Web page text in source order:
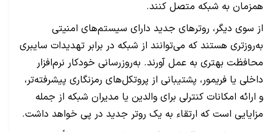
همزمان به شبکه متصل کنند.
از سوی دیگر، روترهای جدید دارای سیستم‌های امنیتی
به‌روزتری هستند که می‌توانند از شبکه در برابر تهدیدات سایبری
محافظت بهتری به عمل آورند. به‌روزرسانی خودکار نرم‌افزار
داخلی یا فریمور، پشتیبانی از پروتکل‌های رمزنگاری پیشرفته‌تر،
و ارائه امکانات کنترلی برای والدین یا مدیران شبکه از جمله
مزایایی است که ارتقاء به یک روتر جدید در پی خواهد داشت.